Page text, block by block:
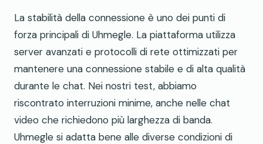
La stabilità della connessione è uno dei punti di
forza principali di Uhmegle. La piattaforma utilizza
server avanzati e protocolli di rete ottimizzati per
mantenere una connessione stabile e di alta qualità
durante le chat. Nei nostri test, abbiamo
riscontrato interruzioni minime, anche nelle chat
video che richiedono più larghezza di banda.
Uhmegle si adatta bene alle diverse condizioni di